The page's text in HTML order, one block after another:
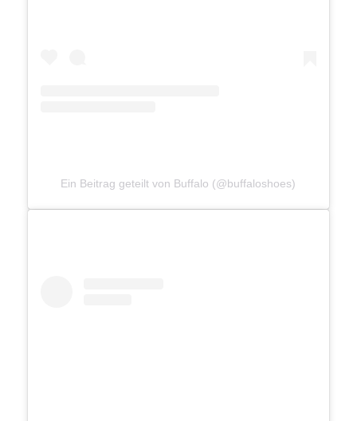
Ein Beitrag geteilt von Buffalo (@buffaloshoes)